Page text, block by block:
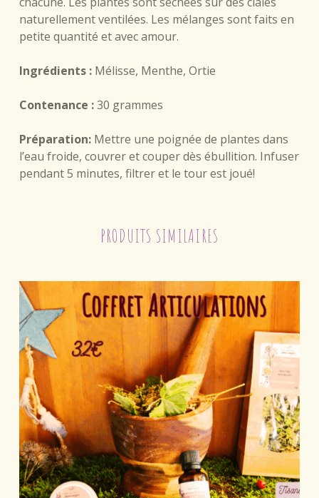
naturellement ventilées. Les mélanges sont faits en
petite quantité et avec amour.
Ingrédients : Mélisse, Menthe, Ortie
Contenance :30 grammes
Préparation: Mettre une poignée de plantes dans
l’eau froide, couvrer et couper dès ébullition. Infuser
pendant 5 minutes, filtrer et le tour est joué!
PRODUITS SIMILAIRES